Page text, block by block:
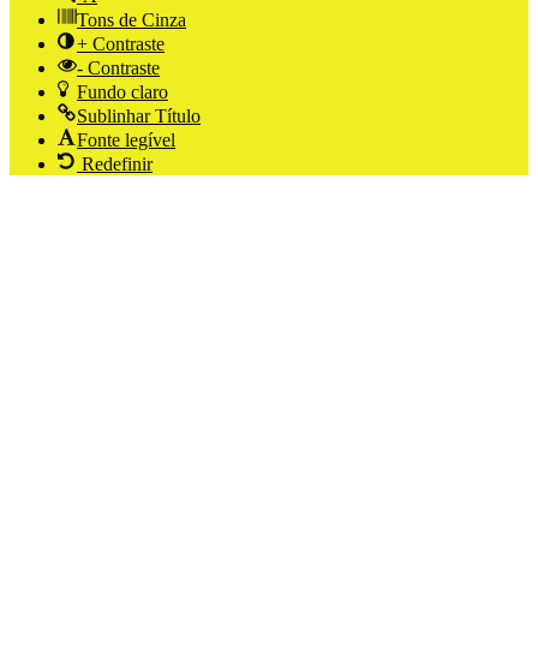
Tons de Cinza
+ Contraste
- Contraste
Fundo claro
Sublinhar Título
Fonte legível
Redefinir